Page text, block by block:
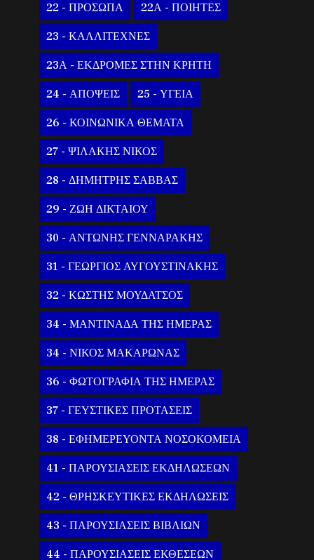
22 - ΠΡΟΣΩΠΑ 22Α - ΠΟΙΗΤΕΣ
23 - ΚΑΛΛΙΤΕΧΝΕΣ
23Α - ΕΚΔΡΟΜΕΣ ΣΤΗΝ ΚΡΗΤΗ
24 - ΑΠΟΨΕΙΣ 25 - ΥΓΕΙΑ
26 - ΚΟΙΝΩΝΙΚΑ ΘΕΜΑΤΑ
27 - ΨΙΛΑΚΗΣ ΝΙΚΟΣ
28 - ΔΗΜΗΤΡΗΣ ΣΑΒΒΑΣ
29 - ΖΩΗ ΔΙΚΤΑΙΟΥ
30 - ΑΝΤΩΝΗΣ ΓΕΝΝΑΡΑΚΗΣ
31 - ΓΕΩΡΓΙΟΣ ΑΥΓΟΥΣΤΙΝΑΚΗΣ
32 - ΚΩΣΤΗΣ ΜΟΥΔΑΤΣΟΣ
34 - ΜΑΝΤΙΝΑΔΑ ΤΗΣ ΗΜΕΡΑΣ
34 - ΝΙΚΟΣ ΜΑΚΑΡΩΝΑΣ
36 - ΦΩΤΟΓΡΑΦΙΑ ΤΗΣ ΗΜΕΡΑΣ
37 - ΓΕΥΣΤΙΚΕΣ ΠΡΟΤΑΣΕΙΣ
38 - ΕΦΗΜΕΡΕΥΟΝΤΑ ΝΟΣΟΚΟΜΕΙΑ
41 - ΠΑΡΟΥΣΙΑΣΕΙΣ ΕΚΔΗΛΩΣΕΩΝ
42 - ΘΡΗΣΚΕΥΤΙΚΕΣ ΕΚΔΗΛΩΣΕΙΣ
43 - ΠΑΡΟΥΣΙΑΣΕΙΣ ΒΙΒΛΙΩΝ
44 - ΠΑΡΟΥΣΙΑΣΕΙΣ ΕΚΘΕΣΕΩΝ